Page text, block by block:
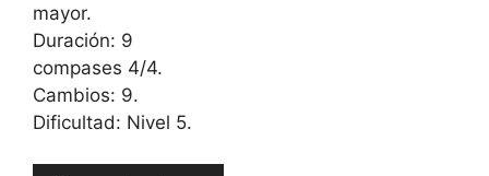
mayor.
Duración: 9
compases 4/4.
Cambios: 9.
Dificultad: Nivel 5.